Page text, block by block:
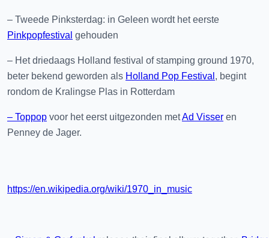
– Tweede Pinksterdag: in Geleen wordt het eerste
Pinkpopfestival gehouden
– Het driedaags Holland festival of stamping ground 1970,
beter bekend geworden als Holland Pop Festival , begint
rondom de Kralingse Plas in Rotterdam
– Toppop voor het eerst uitgezonden metAd Visser en
Penney de Jager.
https://en.wikipedia.org/wiki/1970_in_music